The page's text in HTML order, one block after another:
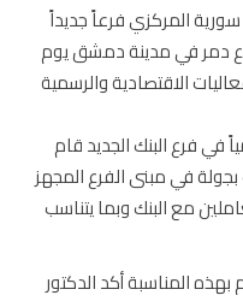
المركزي فرعاً جديداً
في مدينة دمشق يوم
الاقتصادية والرسمية
البنك الجديد قام
مبنى الفرع المجهز
مع البنك وبما يتناسب
أكد الدكتور